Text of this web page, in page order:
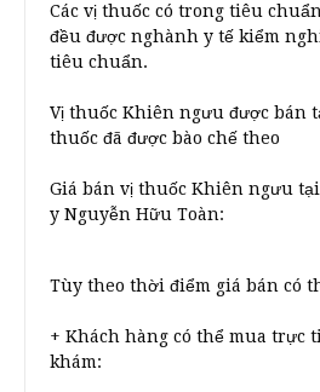
Các vị thuốc có trong tiêu
đều được nghành y tế kiểm
tiêu chuẩn.
Vị thuốc Khiên ngưu được bán
thuốc đã được bào chế theo
Giá bán vị thuốc Khiên ngưu
y Nguyễn Hữu Toàn:
Tùy theo thời điểm giá bán có
+ Khách hàng có thể mua trực
khám: